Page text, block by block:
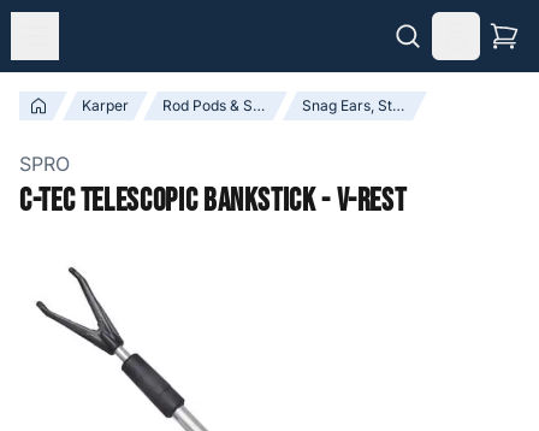
Karper Rod Pods & Steunen Snag Ears, Steunen & Accessoires
SPRO
C-Tec Telescopic Bankstick - V-rest